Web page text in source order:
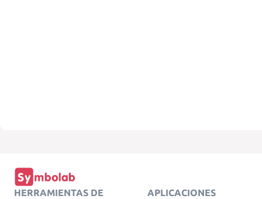
HERRAMIENTAS DE
APLICACIONES